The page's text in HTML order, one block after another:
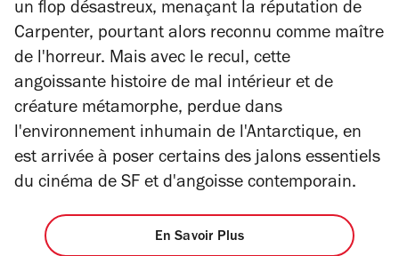
un flop désastreux, menaçant la réputation de
Carpenter, pourtant alors reconnu comme maître
de l'horreur. Mais avec le recul, cette
angoissante histoire de mal intérieur et de
créature métamorphe, perdue dans
l'environnement inhumain de l'Antarctique, en
est arrivée à poser certains des jalons essentiels
du cinéma de SF et d'angoisse contemporain.
En Savoir Plus